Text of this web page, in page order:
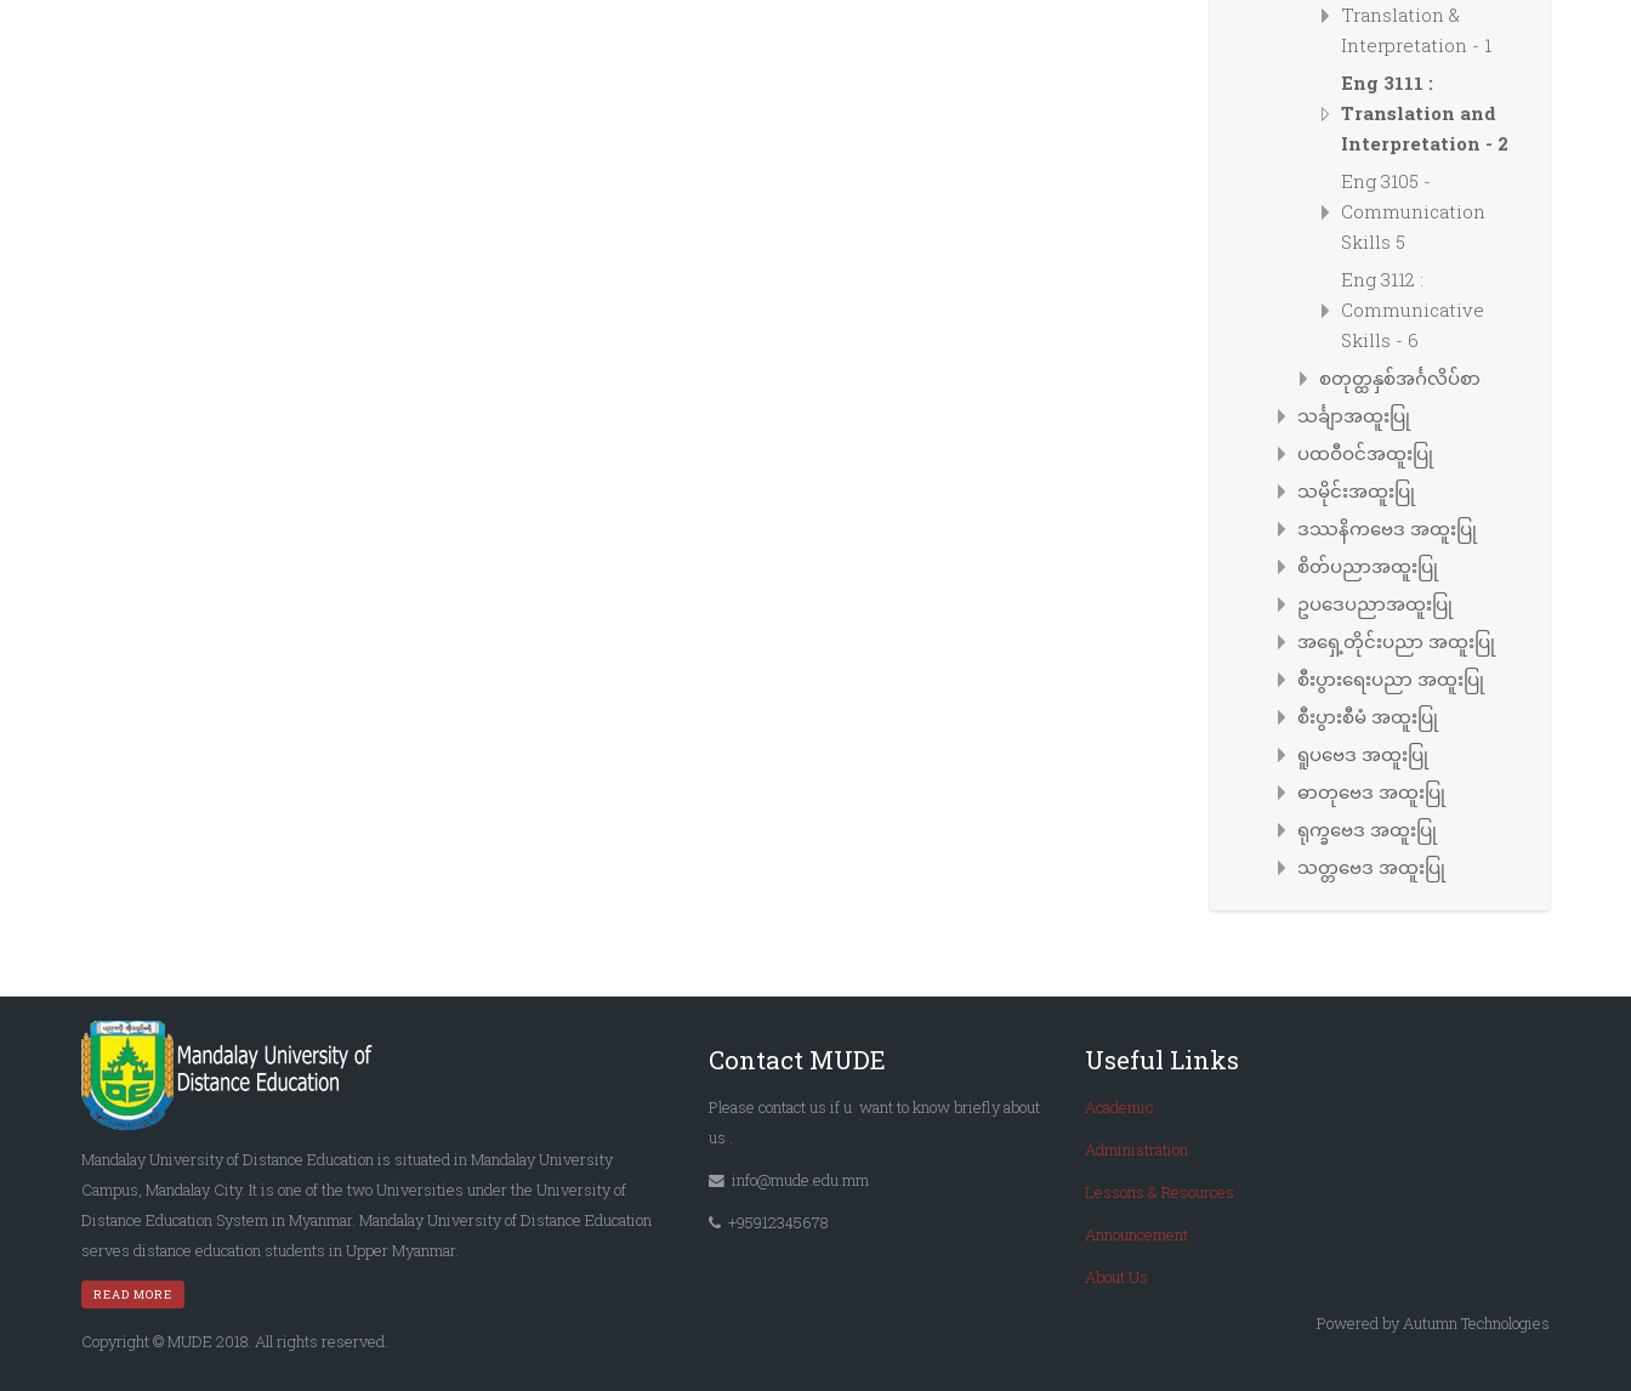
Translation &
Interpretation - 1
Eng 3111 :
Translation and
Interpretation - 2
Eng 3105 -
Communication
Skills 5
Eng 3112 :
Communicative
Skills - 6
စတုတ္ထနှစ်အင်္ဂလိပ်စာ
သင်္ချာအထူးပြု
ပထဝီဝင်အထူးပြု
သမိုင်းအထူးပြု
ဒဿနိကဗေဒ အထူးပြု
စိတ်ပညာအထူးပြု
ဥပဒေပညာအထူးပြု
အရှေ့တိုင်းပညာ အထူးပြု
စီးပွားရေးပညာ အထူးပြု
စီးပွားစီမံ အထူးပြု
ရူပဗေဒ အထူးပြု
ဓာတုဗေဒ အထူးပြု
ရုက္ခဗေဒ အထူးပြု
သတ္တဗေဒ အထူးပြု
Mandalay University of Distance Education is situated in Mandalay University
Campus, Mandalay City. It is one of the two Universities under the University of
Distance Education System in Myanmar. Mandalay University of Distance Education
serves distance education students in Upper Myanmar.
READ MORE
Contact MUDE
Please contact us if u want to know brieflyabout
us
info@mude.edu.mm
+95912345678
Useful Links
Academic
Administration
Lessons & Resources
Announcement
About Us
Copyright © MUDE 2018. All rights reserved.
Powered by Autumn Technologies